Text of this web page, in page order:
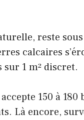
reste sous
calcaires
1 m² discret.
150 à 180
Là encore,